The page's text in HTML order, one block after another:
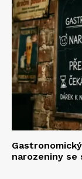
narozeniny se